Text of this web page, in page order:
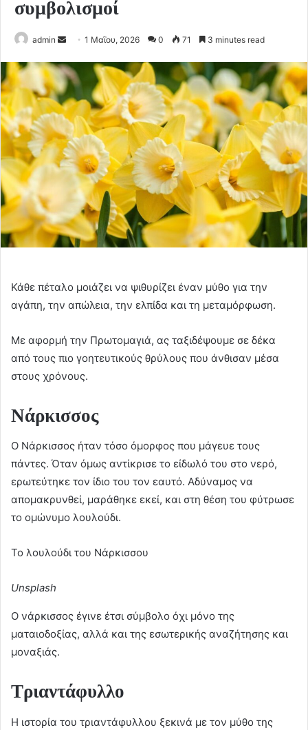
συμβολισμοί
admin
Send
email
1 Μαΐου, 2026 0 71 3 minutes read
Κάθε πέταλο μοιάζει να ψιθυρίζει έναν μύθο για την
αγάπη, την απώλεια, την ελπίδα και τη μεταμόρφωση.
Με αφορμή την Πρωτομαγιά, ας ταξιδέψουμε σε δέκα
από τους πιο γοητευτικούς θρύλους που άνθισαν μέσα
στους χρόνους.
Νάρκισσος
Ο Νάρκισσος ήταν τόσο όμορφος που μάγευε τους
πάντες. Όταν όμως αντίκρισε το είδωλό του στο νερό,
ερωτεύτηκε τον ίδιο του τον εαυτό. Αδύναμος να
απομακρυνθεί, μαράθηκε εκεί, και στη θέση του φύτρωσε
το ομώνυμο λουλούδι.
Το λουλούδι του Νάρκισσου
Unsplash
Ο νάρκισσος έγινε έτσι σύμβολο όχι μόνο της
ματαιοδοξίας, αλλά και της εσωτερικής αναζήτησης και
μοναξιάς.
Τριαντάφυλλο
Η ιστορία του τριαντάφυλλου ξεκινά με τον μύθο της